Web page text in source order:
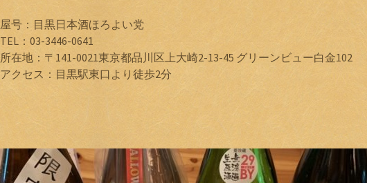
屋号：目黒日本酒ほろよい党
TEL：03-3446-0641
所在地：〒141-0021東京都品川区上大崎2-13-45 グリーンビュー白金102
アクセス：目黒駅東口より徒歩2分